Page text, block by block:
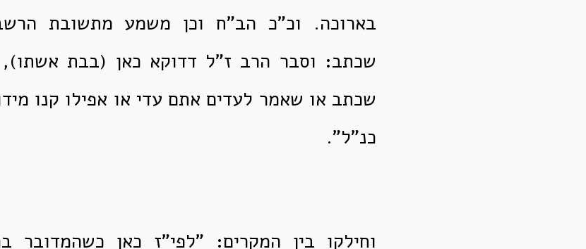
בארוכה. וכ"כ הב"ח וכן משמע מתשובת
שכתב: וסבר הרב ז"ל דדוקא כאן (בבת
שכתב או שאמר לעדים אתם עדי או אפילו קנו
כנ"ל".
וחילקו בין המקרים: "לפי"ז כאן כשהמדובר